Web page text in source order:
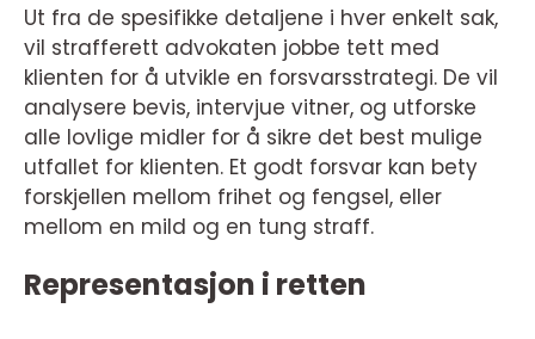
Ut fra de spesifikke detaljene i hver enkelt sak,
vil strafferett advokaten jobbe tett med
klienten for å utvikle en forsvarsstrategi. De vil
analysere bevis, intervjue vitner, og utforske
alle lovlige midler for å sikre det best mulige
utfallet for klienten. Et godt forsvar kan bety
forskjellen mellom frihet og fengsel, eller
mellom en mild og en tung straff.
Representasjon i retten